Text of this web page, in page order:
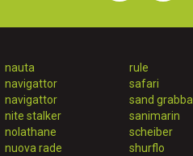
nauta
navigattor
navigattor
nite stalker
nolathane
nuova rade
rule
safari
sand grabba
sanimarin
scheiber
shurflo